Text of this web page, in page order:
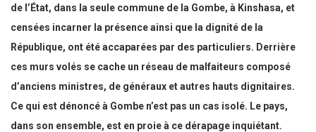
de l’État, dans la seule commune de la Gombe, à Kinshasa, et
censées incarner la présence ainsi que la dignité de la
République, ont été accaparées par des particuliers. Derrière
ces murs volés se cache un réseau de malfaiteurs composé
d’anciens ministres, de généraux et autres hauts dignitaires.
Ce qui est dénoncé à Gombe n’est pas un cas isolé. Le pays,
dans son ensemble, est en proie à ce dérapage inquiétant.